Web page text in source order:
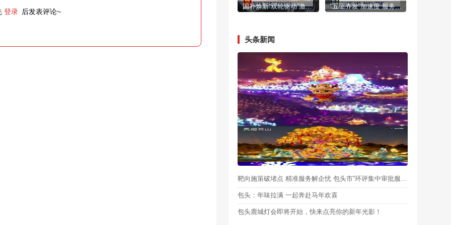
登录 后发表评论~
国补焕新“双轮驱动”激活市场活力 “五证齐发”加速度 服务民企“零距离”
头条新闻
靶向施策破堵点 精准服务解企忧 包头市“环评集中审批服务月”启动
包头：年味拉满 一起奔赴马年欢喜
包头鹿城灯会即将开始，快来点亮你的新年光影！